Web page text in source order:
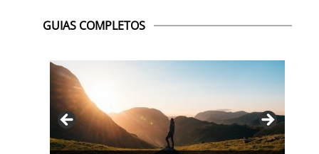
GUIAS COMPLETOS